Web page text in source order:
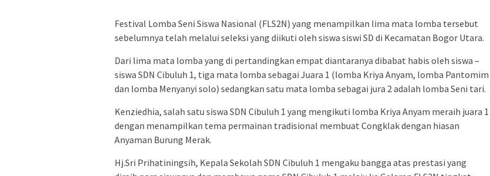
Festival Lomba Seni Siswa Nasional (FLS2N) yang menampilkan lima mata lomba tersebut
sebelumnya telah melalui seleksi yang diikuti oleh siswa siswi SD di Kecamatan Bogor Utara.
Dari lima mata lomba yang di pertandingkan empat diantaranya dibabat habis oleh siswa –
siswa SDN Cibuluh 1, tiga mata lomba sebagai Juara 1 (lomba Kriya Anyam, lomba Pantomim
dan lomba Menyanyi solo) sedangkan satu mata lomba sebagai jura 2 adalah lomba Seni tari.
Kenziedhia, salah satu siswa SDN Cibuluh 1 yang mengikuti lomba Kriya Anyam meraih juara 1
dengan menampilkan tema permainan tradisional membuat Congklak dengan hiasan
Anyaman Burung Merak.
Hj.Sri Prihatiningsih, Kepala Sekolah SDN Cibuluh 1 mengaku bangga atas prestasi yang